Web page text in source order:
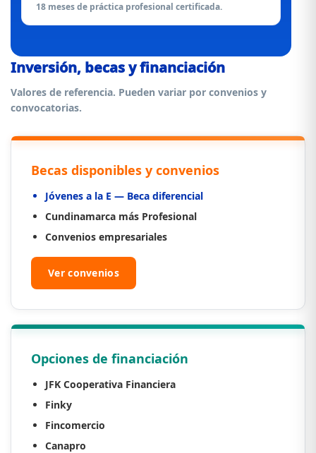
18 meses de práctica profesional certificada.
Inversión, becas y financiación
Valores de referencia. Pueden variar por convenios y
convocatorias.
Becas disponibles y convenios
Jóvenes a la E — Beca diferencial
Cundinamarca más Profesional
Convenios empresariales
Ver convenios
Opciones de financiación
JFK Cooperativa Financiera
Finky
Fincomercio
Canapro